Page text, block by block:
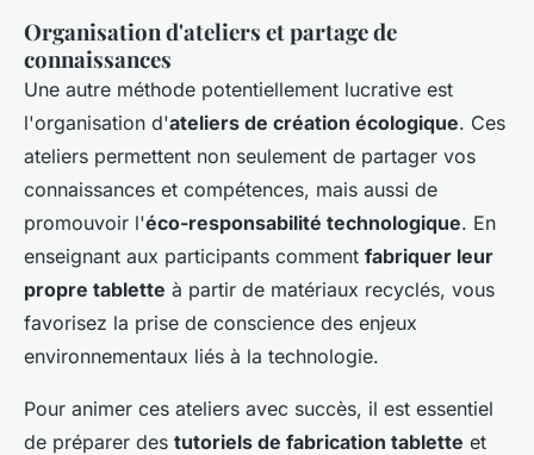
Organisation d'ateliers et partage de
connaissances
Une autre méthode potentiellement lucrative est
l'organisation d'ateliers de création écologique. Ces
ateliers permettent non seulement de partager vos
connaissances et compétences, mais aussi de
promouvoir l'éco-responsabilité technologique. En
enseignant aux participants comment fabriquer leur
propre tablette à partir de matériaux recyclés, vous
favorisez la prise de conscience des enjeux
environnementaux liés à la technologie.
Pour animer ces ateliers avec succès, il est essentiel
de préparer des tutoriels de fabrication tablette et